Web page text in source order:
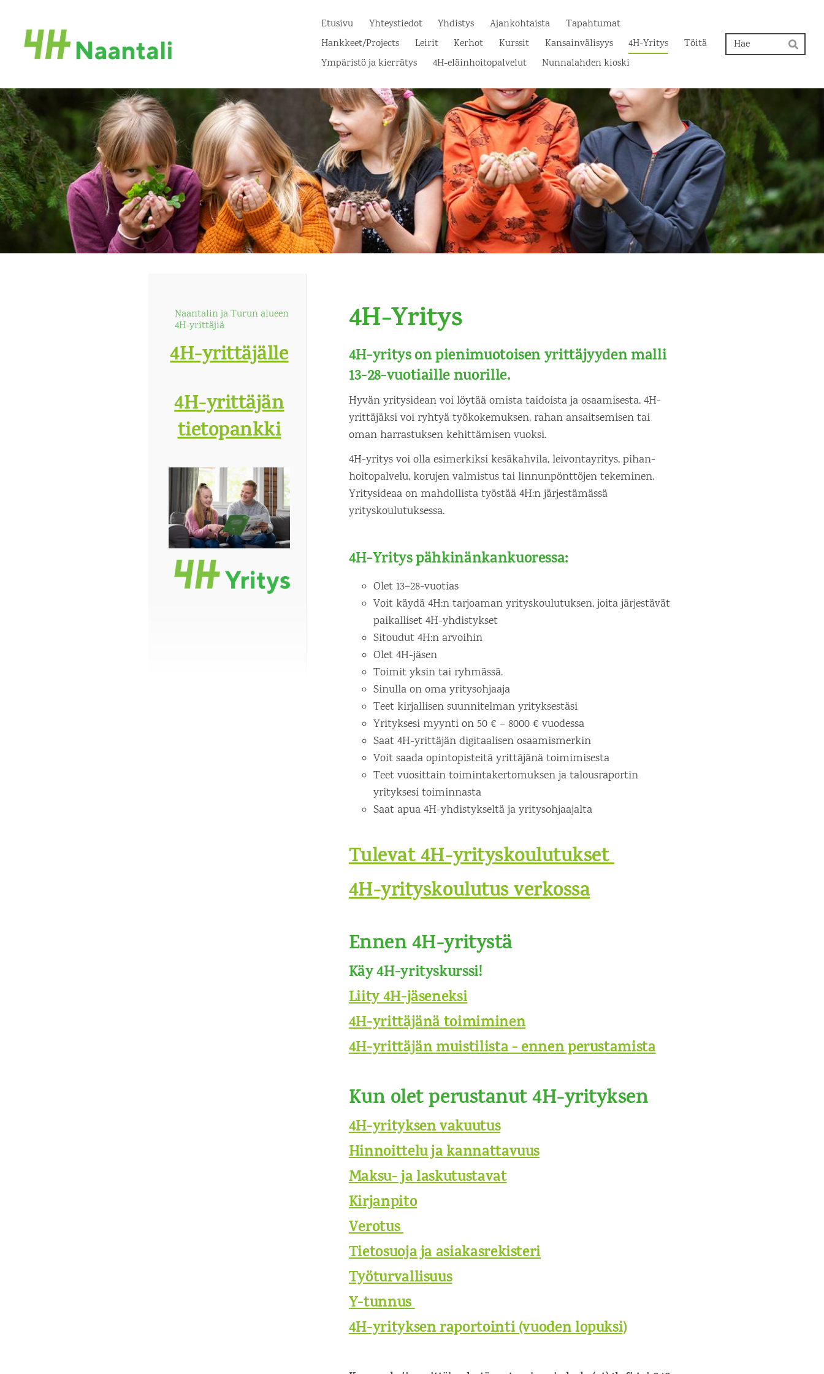
sivun
sisältöön
Naantalin 4H-yhdistys
Etusivu Yhteystiedot Yhdistys Ajankohtaista
Tapahtumat
Hankkeet/Projects
Leirit Kerhot Kurssit Kansainvälisyys 4H-Yritys
Töitä
Ympäristö ja kierrätys
4H-eläinhoitopalvelut Nunnalahden kioski
Hae
Naantalin ja Turun alueen
4H-yrittäjiä
4H-yrittäjälle
4H-yrittäjän
tietopankki
4H-Yritys
4H-yritys on pienimuotoisen yrittäjyyden malli
13-28-vuotiaille nuorille.
Hyvän yritysidean voi löytää omista taidoista ja osaamisesta. 4H-
yrittäjäksi voi ryhtyä työkokemuksen, rahan ansaitsemisen tai
oman harrastuksen kehittämisen vuoksi.
4H-yritys voi olla esimerkiksi kesäkahvila, leivontayritys, pihan-
hoitopalvelu, korujen valmistus tai linnunpönttöjen tekeminen.
Yritysideaa on mahdollista työstää 4H:n järjestämässä
yrityskoulutuksessa.
4H-Yritys pähkinänkankuoressa:
Olet 13–28-vuotias
Voit käydä 4H:n tarjoaman yrityskoulutuksen, joita järjestävät
paikalliset 4H-yhdistykset
Sitoudut 4H:n arvoihin
Olet 4H-jäsen
Toimit yksin tai ryhmässä.
Sinulla on oma yritysohjaaja
Teet kirjallisen suunnitelman yrityksestäsi
Yrityksesi myynti on 50 € – 8000 € vuodessa
Saat 4H-yrittäjän digitaalisen osaamismerkin
Voit saada opintopisteitä yrittäjänä toimimisesta
Teet vuosittain toimintakertomuksen ja talousraportin
yrityksesi toiminnasta
Saat apua 4H-yhdistykseltä ja yritysohjaajalta
Tulevat 4H-yrityskoulutukset
4H-yrityskoulutus verkossa
Ennen 4H-yritystä
Käy 4H-yrityskurssi!
Liity 4H-jäseneksi
4H-yrittäjänä toimiminen
4H-yrittäjän muistilista - ennen perustamista
Kun olet perustanut 4H-yrityksen
4H-yrityksen vakuutus
Hinnoittelu ja kannattavuus
Maksu- ja laskutustavat
Kirjanpito
Verotus
Tietosuoja ja asiakasrekisteri
Työturvallisuus
Y-tunnus
4H-yrityksen raportointi (vuoden lopuksi)